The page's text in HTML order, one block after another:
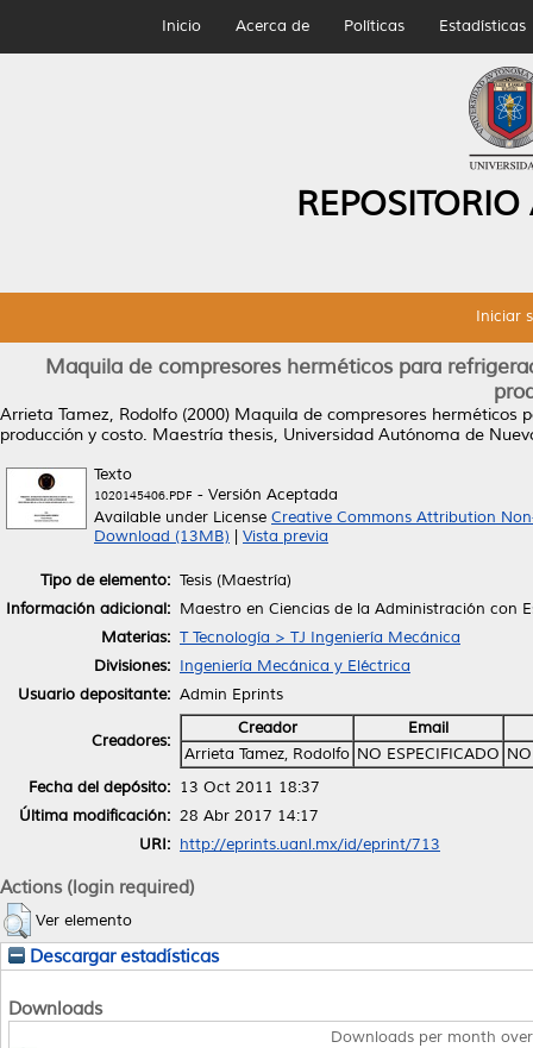
Inicio Acerca de Políticas Estadísticas
Iniciar
Maquila de compresores herméticos para
Arrieta Tamez, Rodolfo (2000) Maquila de compresores herméticos
producción y costo. Maestría thesis, Universidad Autónoma de
Texto
1020145406.PDF - Versión Aceptada
Available under License Creative Commons Attribution
Download (13MB)
Vista previa
Tipo de elemento: Tesis (Maestría)
Información adicional: Maestro en Ciencias de la Administración con
Materias: T Tecnología > TJ Ingeniería Mecánica
Divisiones: Ingeniería Mecánica y Eléctrica
Usuario depositante: Admin Eprints
Creadores:
Creador
Email
Arrieta Tamez, Rodolfo NO ESPECIFICADO
Fecha del depósito: 13 Oct 2011 18:37
Última modificación: 28 Abr 2017 14:17
URI: http://eprints.uanl.mx/id/eprint/713
Actions (login required)
Ver elemento
Descargar estadísticas
Downloads
Downloads per month